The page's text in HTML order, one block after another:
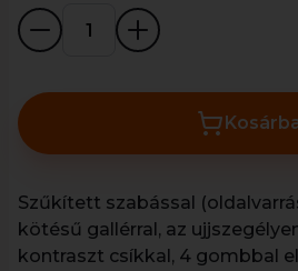
Szűkített szabással
kötésű gallérral, az
kontraszt csíkkal, 4 gombbal